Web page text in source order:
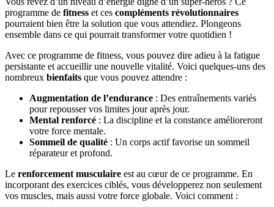
programme de fitness et ces compléments révolutionnaires
pourraient bien être la solution que vous attendiez. Plongeons
ensemble dans ce qui pourrait transformer votre quotidien !
Avec ce programme de fitness, vous pouvez dire adieu à la fatigue
persistante et accueillir une nouvelle vitalité. Voici quelques-uns des
nombreux bienfaits que vous pouvez attendre :
Augmentation de l’endurance : Des entraînements variés
pour repousser vos limites jour après jour.
Mental renforcé : La discipline et la constance amélioreront
votre force mentale.
Sommeil de qualité : Un corps actif favorise un sommeil
réparateur et profond.
Le renforcement musculaire est au cœur de ce programme. En
incorporant des exercices ciblés, vous développerez non seulement
vos muscles, mais aussi votre force globale. Voici comment :